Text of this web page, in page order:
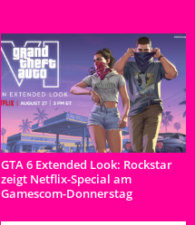
GTA 6 Extended Look: Rockstar
zeigt Netflix-Special am
Gamescom-Donnerstag